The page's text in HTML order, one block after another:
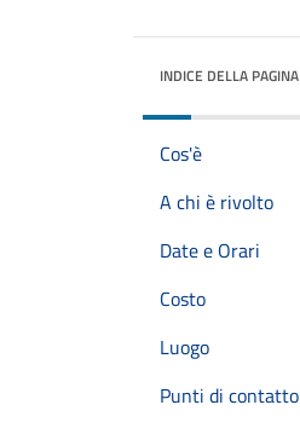
INDICE DELLA PAGINA
Cos'è
A chi è rivolto
Date e Orari
Costo
Luogo
Punti di contatto